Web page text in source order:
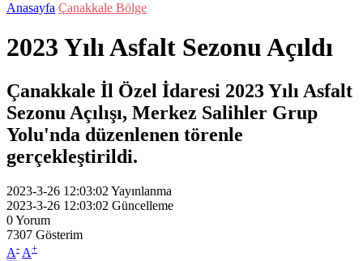
Anasayfa Çanakkale Bölge
2023 Yılı Asfalt Sezonu Açıldı
Çanakkale İl Özel İdaresi 2023 Yılı Asfalt
Sezonu Açılışı, Merkez Salihler Grup
Yolu'nda düzenlenen törenle
gerçekleştirildi.
2023-3-26 12:03:02 Yayınlanma
2023-3-26 12:03:02 Güncelleme
0Yorum
7307 Gösterim
A- A+